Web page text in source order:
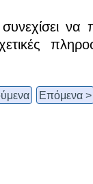
να
Επόμενα >